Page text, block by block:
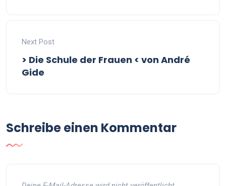
Next Post
> Die Schule der Frauen < von André
Gide
Schreibe einen Kommentar